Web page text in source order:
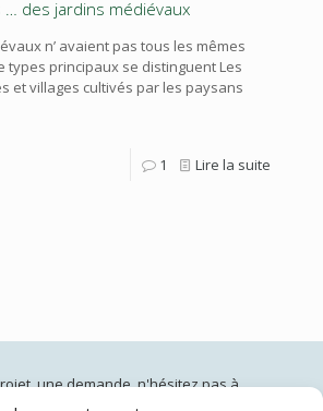
… des jardins médiévaux
n’ avaient pas tous les mêmes
types principaux se distinguent Les
et villages cultivés par les paysans
1 Lire la suite
une demande, n'hésitez pas à